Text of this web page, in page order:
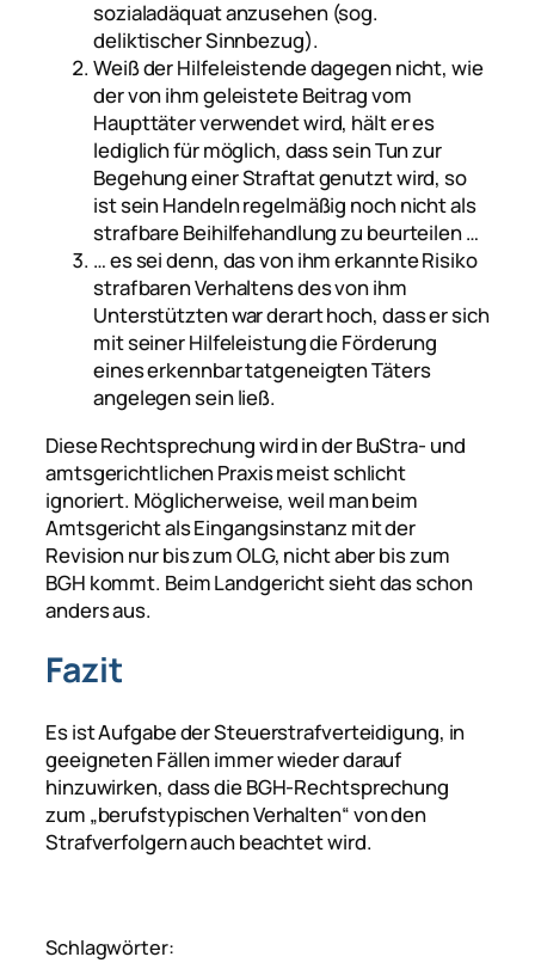
sozialadäquat anzusehen (sog.
deliktischer Sinnbezug).
Weiß der Hilfeleistende dagegen nicht, wie
der von ihm geleistete Beitrag vom
Haupttäter verwendet wird, hält er es
lediglich für möglich, dass sein Tun zur
Begehung einer Straftat genutzt wird, so
ist sein Handeln regelmäßig noch nicht als
strafbare Beihilfehandlung zu beurteilen …
… es sei denn, das von ihm erkannte Risiko
strafbaren Verhaltens des von ihm
Unterstützten war derart hoch, dass er sich
mit seiner Hilfeleistung die Förderung
eines erkennbar tatgeneigten Täters
angelegen sein ließ.
Diese Rechtsprechung wird in der BuStra- und
amtsgerichtlichen Praxis meist schlicht
ignoriert. Möglicherweise, weil man beim
Amtsgericht als Eingangsinstanz mit der
Revision nur bis zum OLG, nicht aber bis zum
BGH kommt. Beim Landgericht sieht das schon
anders aus.
Fazit
Es ist Aufgabe der Steuerstrafverteidigung, in
geeigneten Fällen immer wieder darauf
hinzuwirken, dass die BGH-Rechtsprechung
zum „berufstypischen Verhalten“ von den
Strafverfolgern auch beachtet wird.
Schlagwörter: